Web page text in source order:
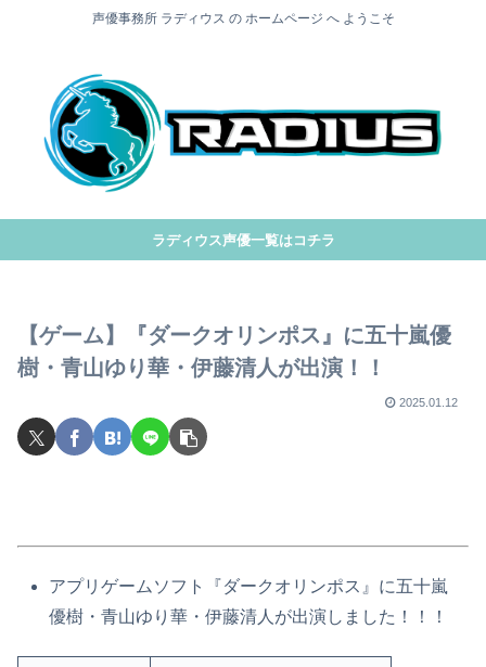
声優事務所 ラディウス の ホームページ へ ようこそ
ラディウス声優一覧はコチラ
【ゲーム】『ダークオリンポス』に五十嵐優
樹・青山ゆり華・伊藤清人が出演！！
2025.01.12
アプリゲームソフト『ダークオリンポス 』に五十嵐
優樹・青山ゆり華・伊藤清人が出演しました！！！